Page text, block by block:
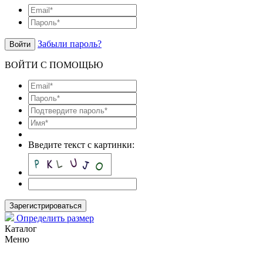
Войти Забыли пароль?
ВОЙТИ С ПОМОЩЬЮ
Введите текст с картинки:
Зарегистрироваться
Определить размер
Каталог
Меню